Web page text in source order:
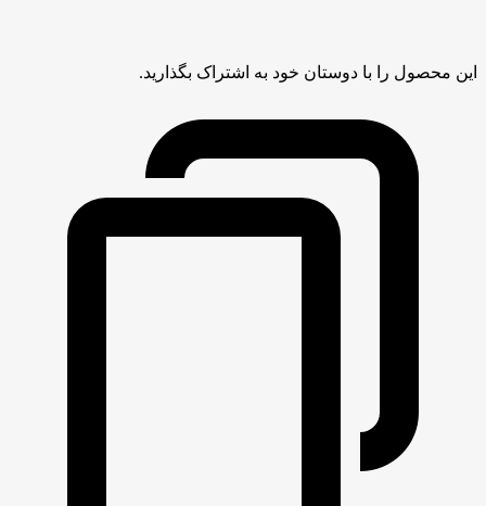
این محصول را با دوستان خود به اشتراک بگذارید.